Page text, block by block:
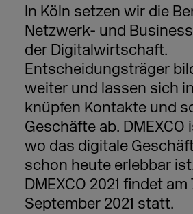
In Köln setzen wir die
Netzwerk- und
der Digitalwirtschaft.
Entscheidungsträger
weiter und lassen sich
knüpfen Kontakte und
Geschäfte ab. DMEXCO
wo das digitale
schon heute erlebbar
DMEXCO 2021 findet am
September 2021 statt.